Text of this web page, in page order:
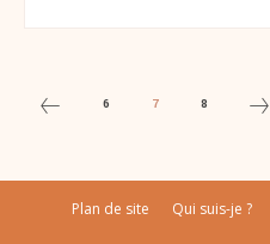
6 7 8
Plan de site Qui suis-je ?